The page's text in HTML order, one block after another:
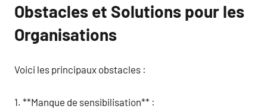
Obstacles et Solutions pour les
Organisations
Voici les principaux obstacles :
1. **Manque de sensibilisation** :